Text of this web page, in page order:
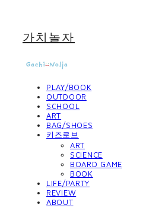
가치놀자
PLAY/BOOK
OUTDOOR
SCHOOL
ART
BAG/SHOES
키즈로브
ART
SCIENCE
BOARD GAME
BOOK
LIFE/PARTY
REVIEW
ABOUT